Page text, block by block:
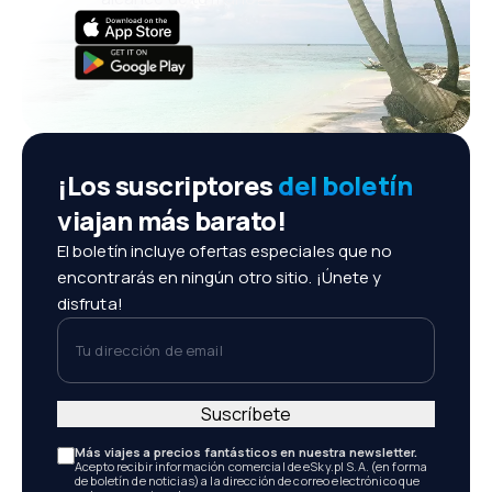
¡Los suscriptoresdel boletín
viajan más barato!
El boletín incluye ofertas especiales que no
encontrarás en ningún otro sitio. ¡Únete y
disfruta!
Tu dirección de email
Más viajes a precios fantásticos en nuestra newsletter.
Acepto recibir información comercial de eSky.pl S.A. (en forma
de boletín de noticias) a la dirección de correo electrónico que
Suscríbete